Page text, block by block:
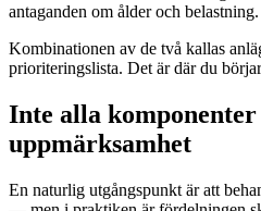
antaganden om ålder och belastning.
Kombinationen av de två kallas
prioriteringslista. Det är där du
Inte alla
uppmärksamhet
En naturlig utgångspunkt är att